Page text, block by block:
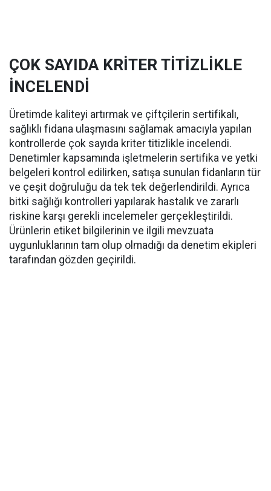
ÇOK SAYIDA KRİTER TİTİZLİKLE
İNCELENDİ
Üretimde kaliteyi artırmak ve çiftçilerin sertifikalı,
sağlıklı fidana ulaşmasını sağlamak amacıyla yapılan
kontrollerde çok sayıda kriter titizlikle incelendi.
Denetimler kapsamında işletmelerin sertifika ve yetki
belgeleri kontrol edilirken, satışa sunulan fidanların tür
ve çeşit doğruluğu da tek tek değerlendirildi. Ayrıca
bitki sağlığı kontrolleri yapılarak hastalık ve zararlı
riskine karşı gerekli incelemeler gerçekleştirildi.
Ürünlerin etiket bilgilerinin ve ilgili mevzuata
uygunluklarının tam olup olmadığı da denetim ekipleri
tarafından gözden geçirildi.